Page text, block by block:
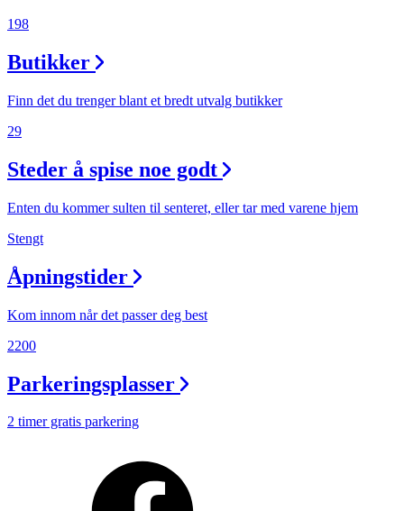
198
Butikker
Finn det du trenger blant et bredt utvalg butikker
29
Steder å spise noe godt
Enten du kommer sulten til senteret, eller tar med varene hjem
Stengt
Åpningstider
Kom innom når det passer deg best
2200
Parkeringsplasser
2 timer gratis parkering